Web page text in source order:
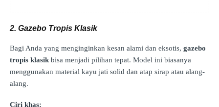
2. Gazebo Tropis Klasik
Bagi Anda yang menginginkan kesan alami dan eksotis, gazebo
tropis klasikbisa menjadi pilihan tepat. Model ini biasanya
menggunakan material kayu jati solid dan atap sirap atau alang-
alang.
Ciri khas: